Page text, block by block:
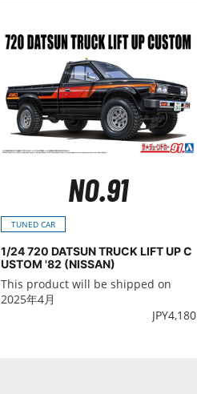
NO.91
TUNED CAR
1/24 720 DATSUN TRUCK LIFT UP C
USTOM '82 (NISSAN)
This product will be shipped on
2025年4月
JPY4,180